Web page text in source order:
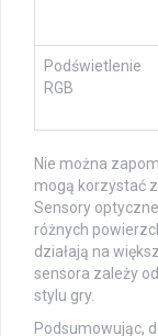
Podświetlenie
RGB
Nie można
mogą korzystać
Sensory
różnych
działają na
sensora zależy
stylu gry.
Podsumowując,